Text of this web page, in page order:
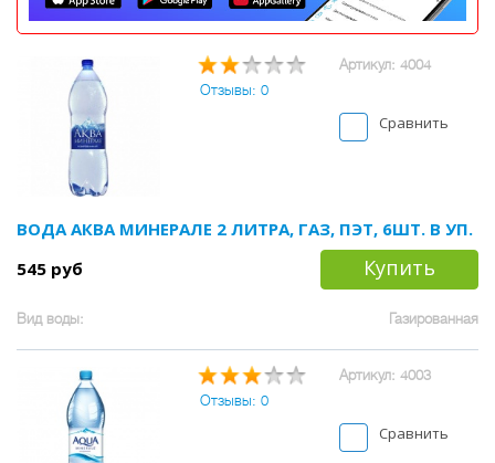
Артикул: 4004
Отзывы: 0
Сравнить
ВОДА АКВА МИНЕРАЛЕ 2 ЛИТРА, ГАЗ, ПЭТ, 6ШТ. В УП.
545 руб
Купить
Вид воды: Газированная
Артикул: 4003
Отзывы: 0
Сравнить